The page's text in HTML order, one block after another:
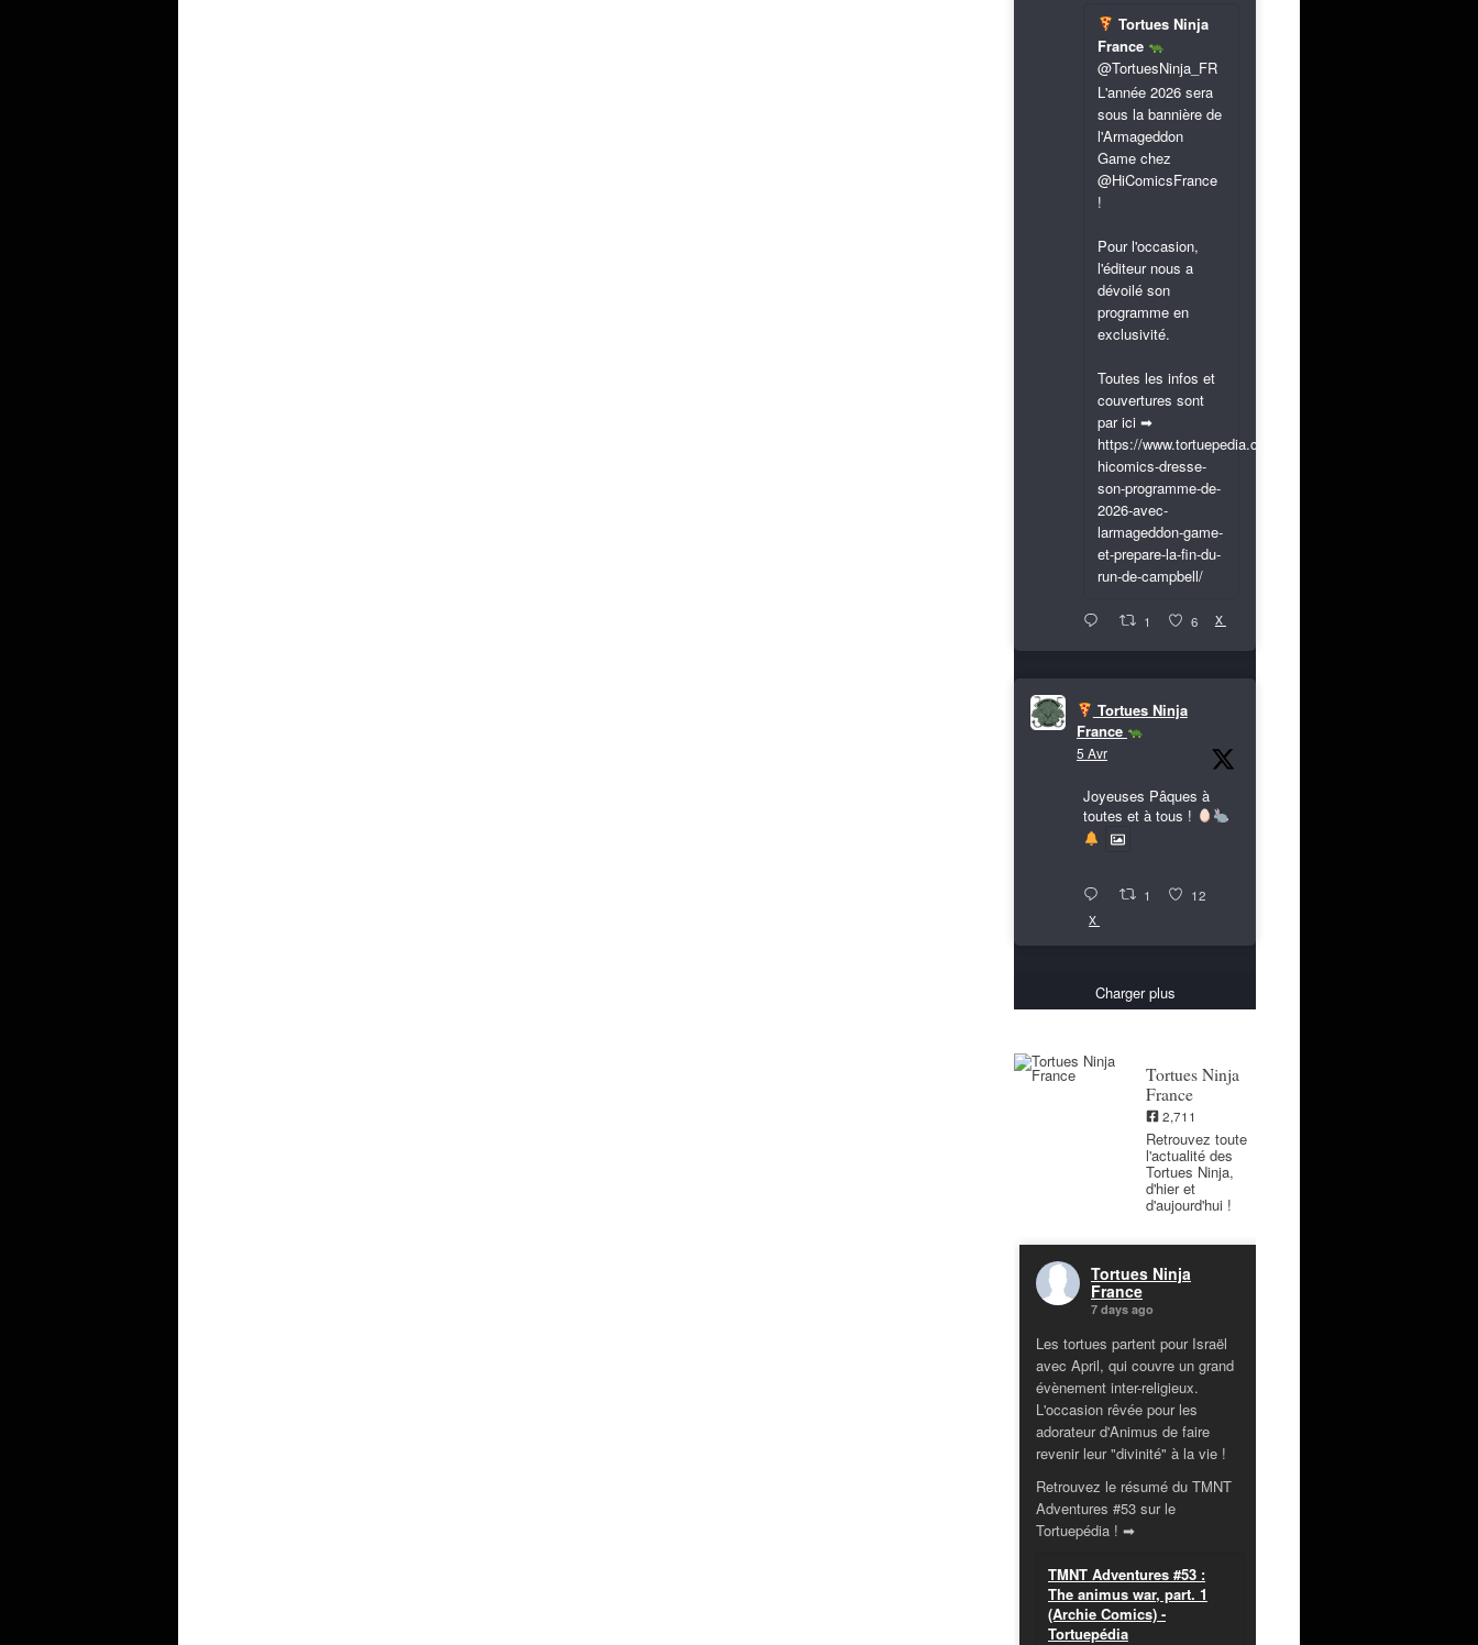
Tortues Ninja
France
@TortuesNinja_FR
L'année 2026 sera
sous la bannière de
l'Armageddon
Game chez
@HiComicsFrance
!
Pour l'occasion,
l'éditeur nous a
dévoilé son
programme en
exclusivité.
Toutes les infos et
couvertures sont
par ici ➡
https://www.tortuepedia.com/2026/03/31/exclusif-
hicomics-dresse-
son-programme-de-
2026-avec-
larmageddon-game-
et-prepare-la-fin-du-
run-de-campbell/
1 6 X
Tortues Ninja
France
5 Avr
Joyeuses Pâques à
toutes et à tous !
1 12
X
Charger plus
Tortues Ninja
France
2,711
Retrouvez toute
l'actualité des
Tortues Ninja,
d'hier et
d'aujourd'hui !
Tortues Ninja
France
7 days ago
Les tortues partent pour Israël
avec April, qui couvre un grand
évènement inter-religieux.
L'occasion rêvée pour les
adorateur d'Animus de faire
revenir leur "divinité" à la vie !
Retrouvez le résumé du TMNT
Adventures #53 sur le
Tortuepédia ! ➡
TMNT Adventures #53 :
The animus war, part. 1
(Archie Comics) -
Tortuepédia